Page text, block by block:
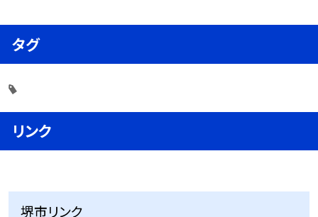
タグ
リンク
堺市リンク